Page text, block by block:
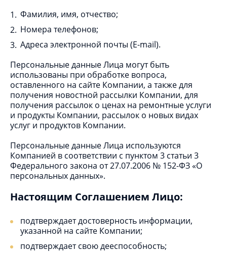
Фамилия, имя, отчество;
Номера телефонов;
Адреса электронной почты (E-mail).
Персональные данные Лица могут быть
использованы при обработке вопроса,
оставленного на сайте Компании, а также для
получения новостной рассылки Компании, для
получения рассылок о ценах на ремонтные услуги
и продукты Компании, рассылок о новых видах
услуг и продуктов Компании.
Персональные данные Лица используются
Компанией в соответствии с пунктом 3 статьи 3
Федерального закона от 27.07.2006 № 152-ФЗ «О
персональных данных».
Настоящим Соглашением Лицо:
подтверждает достоверность информации,
указанной на сайте Компании;
подтверждает свою дееспособность;